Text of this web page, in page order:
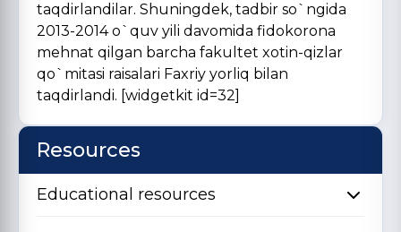
taqdirlandilar. Shuningdek, tadbir so`ngida
2013-2014 o`quv yili davomida fidokorona
mehnat qilgan barcha fakultet xotin-qizlar
qo`mitasi raisalari Faxriy yorliq bilan
taqdirlandi. [widgetkit id=32]
Resources
Educational resources